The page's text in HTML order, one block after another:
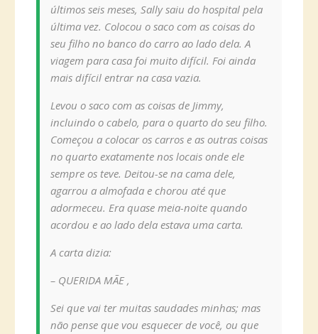
últimos seis meses, Sally saiu do hospital pela
última vez. Colocou o saco com as coisas do
seu filho no banco do carro ao lado dela. A
viagem para casa foi muito difícil. Foi ainda
mais difícil entrar na casa vazia.
Levou o saco com as coisas de Jimmy,
incluindo o cabelo, para o quarto do seu filho.
Começou a colocar os carros e as outras coisas
no quarto exatamente nos locais onde ele
sempre os teve. Deitou-se na cama dele,
agarrou a almofada e chorou até que
adormeceu. Era quase meia-noite quando
acordou e ao lado dela estava uma carta.
A carta dizia:
– QUERIDA MÃE ,
Sei que vai ter muitas saudades minhas; mas
não pense que vou esquecer de você, ou que